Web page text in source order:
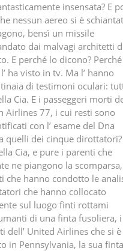
insensata? E
nessun aereo si è
bensì un missile
dai malvagi architetti
E perché lo dicono? Perché
ha visto in tv. Ma l’ hanno
di testimoni oculari:
Cia. E i passeggeri morti
Airlines 77, i cui resti sono
con l’ esame del Dna
quelli dei cinque dirottatori?
Cia, e pure i parenti che
ne piangono la scomparsa,
che hanno condotto le
che hanno collocato
sul luogo finti rottami
di una finta fusoliera, i
dell’ United Airlines che si è
in Pennsylvania, la sua finta